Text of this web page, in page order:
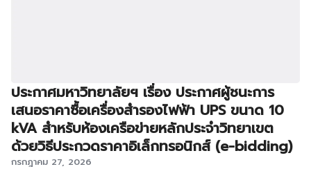
ประกาศมหาวิทยาลัยฯ เรื่อง ประกาศผู้ชนะการ
เสนอราคาซื้อเครื่องสำรองไฟฟ้า UPS ขนาด 10
kVA สำหรับห้องเครือข่ายหลักประจำวิทยาเขต
ด้วยวิธีประกวดราคาอิเล็กทรอนิกส์ (e-bidding)
กรกฎาคม 27, 2026